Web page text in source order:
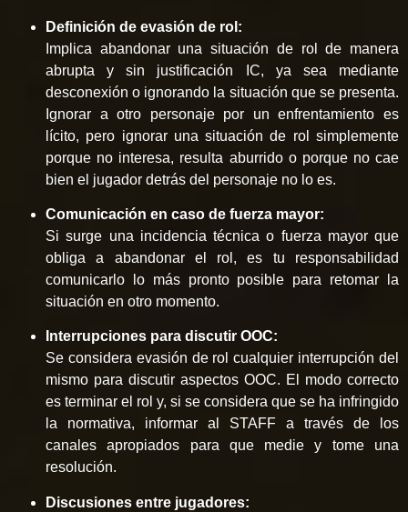
Definición de evasión de rol:
Implica abandonar una situación de rol de manera
abrupta y sin justificación IC, ya sea mediante
desconexión o ignorando la situación que se presenta.
Ignorar a otro personaje por un enfrentamiento es
lícito, pero ignorar una situación de rol simplemente
porque no interesa, resulta aburrido o porque no cae
bien el jugador detrás del personaje no lo es.
Comunicación en caso de fuerza mayor:
Si surge una incidencia técnica o fuerza mayor que
obliga a abandonar el rol, es tu responsabilidad
comunicarlo lo más pronto posible para retomar la
situación en otro momento.
Interrupciones para discutir OOC:
Se considera evasión de rol cualquier interrupción del
mismo para discutir aspectos OOC. El modo correcto
es terminar el rol y, si se considera que se ha infringido
la normativa, informar al STAFF a través de los
canales apropiados para que medie y tome una
resolución.
Discusiones entre jugadores: